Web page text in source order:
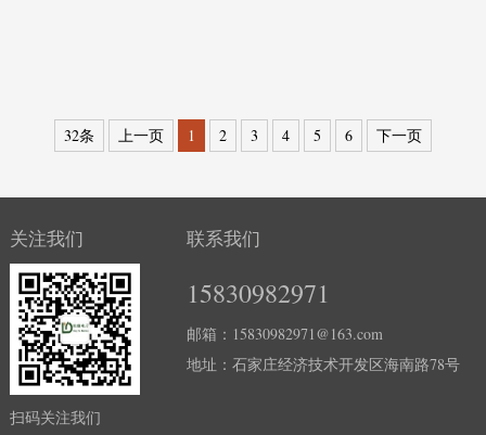
32条
上一页 1 2 3 4 5 6 下一页
关注我们
扫码关注我们
联系我们
15830982971
邮箱：15830982971@163.com
地址：石家庄经济技术开发区海南路78号